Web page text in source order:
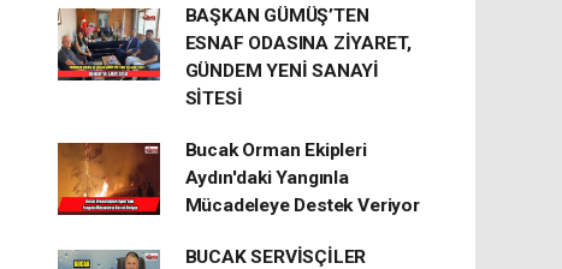
BAŞKAN GÜMÜŞ’TEN
ESNAF ODASINA ZİYARET,
GÜNDEM YENİ SANAYİ
SİTESİ
Bucak Orman Ekipleri
Aydın'daki Yangınla
Mücadeleye Destek Veriyor
BUCAK SERVİSÇİLER